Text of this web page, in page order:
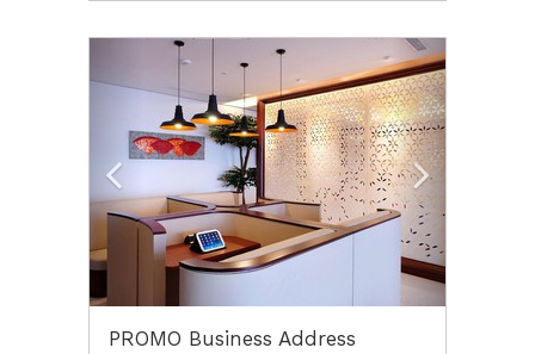
Previous Next2
PROMO Business Address